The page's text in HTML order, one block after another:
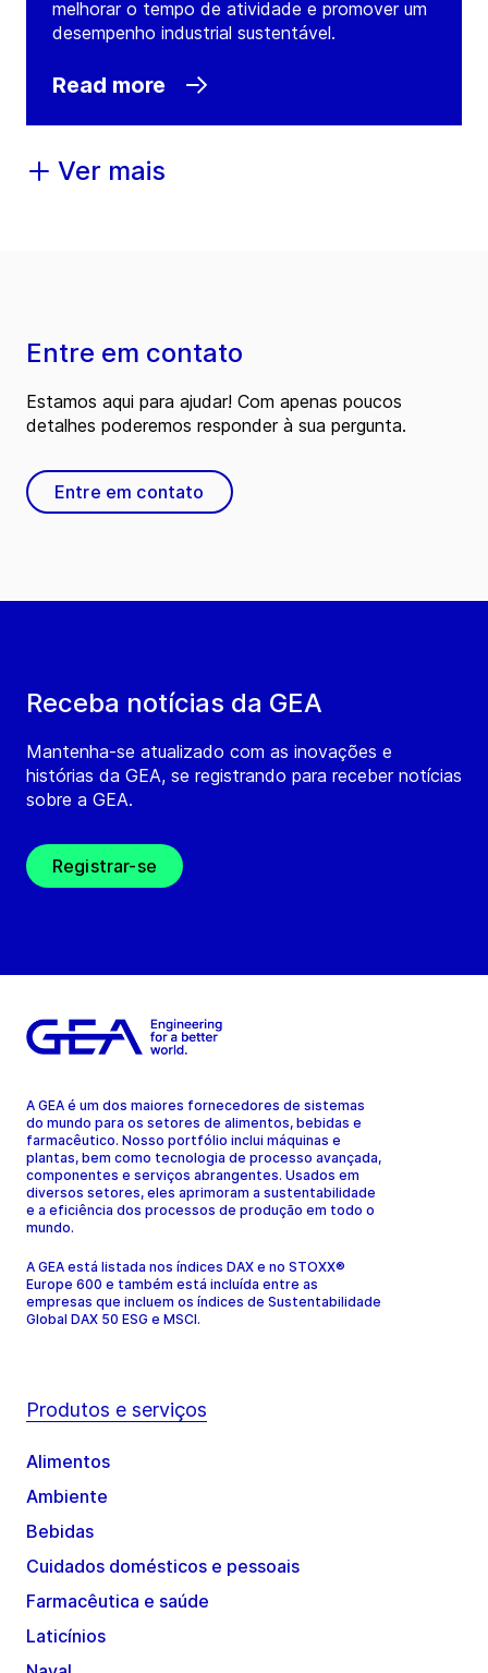
melhorar o tempo de atividade e promover um
desempenho industrial sustentável.
Read more
Ver mais
Receba notícias da GEA
Mantenha-se atualizado com as inovações e
histórias da GEA, se registrando para receber notícias
sobre a GEA.
Registrar-se
Entre em contato
Estamos aqui para ajudar! Com apenas poucos
detalhes poderemos responder à sua pergunta.
Entre em contato
A GEA é um dos maiores fornecedores de sistemas
do mundo para os setores de alimentos, bebidas e
farmacêutico. Nosso portfólio inclui máquinas e
plantas, bem como tecnologia de processo avançada,
componentes e serviços abrangentes. Usados em
diversos setores, eles aprimoram a sustentabilidade
e a eficiência dos processos de produção em todo o
mundo.
A GEA está listada nos índices DAX e no STOXX®
Europe 600 e também está incluída entre as
empresas que incluem os índices de Sustentabilidade
Global DAX 50 ESG e MSCI.
Produtos e serviços
Alimentos
Ambiente
Bebidas
Cuidados domésticos e pessoais
Farmacêutica e saúde
Laticínios